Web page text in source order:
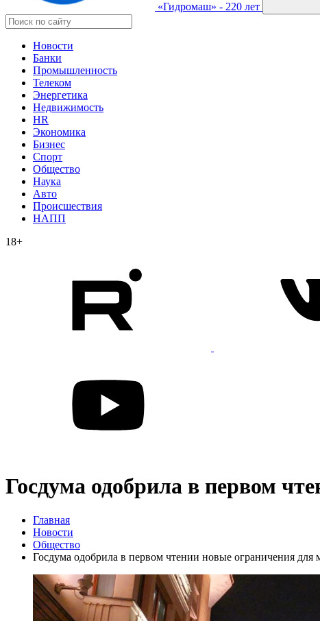
«Гидромаш» - 220 лет
Новости
Банки
Промышленность
Телеком
Энергетика
Недвижимость
HR
Экономика
Бизнес
Спорт
Общество
Наука
Авто
Происшествия
НАПП
18+
Госдума одобрила в первом
Главная
Новости
Общество
Госдума одобрила в первом чтении новые ограничения для